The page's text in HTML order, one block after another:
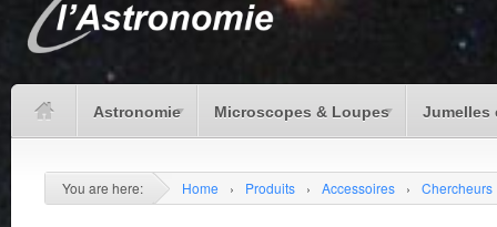
Astronomie Microscopes & Loupes Jumelles
You are here: Home › Produits › Accessoires › Chercheurs